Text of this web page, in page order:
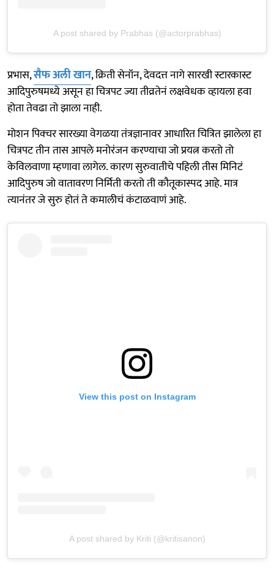
A post shared by Prabhas (@actorprabhas)
प्रभास,सैफ अली खान, क्रिती सेनॉन, देवदत्त नागे सारखी स्टारकास्ट
आदिपुरुषमध्ये असून हा चित्रपट ज्या तीव्रतेनं लक्षवेधक व्हायला हवा
होता तेवढा तो झाला नाही.
मोशन पिक्चर सारख्या वेगळया तंत्रज्ञानावर आधारित चित्रित झालेला हा
चित्रपट तीन तास आपले मनोरंजन करण्याचा जो प्रयत्न करतो तो
केविलवाणा म्हणावा लागेल. कारण सुरुवातीचे पहिली तीस मिनिटं
आदिपुरुष जो वातावरण निर्मिती करतो ती कौतूकास्पद आहे. मात्र
त्यानंतर जे सुरु होतं ते कमालीचं कंटाळवाणं आहे.
View this post on Instagram
A post shared by Kriti (@kritisanon)